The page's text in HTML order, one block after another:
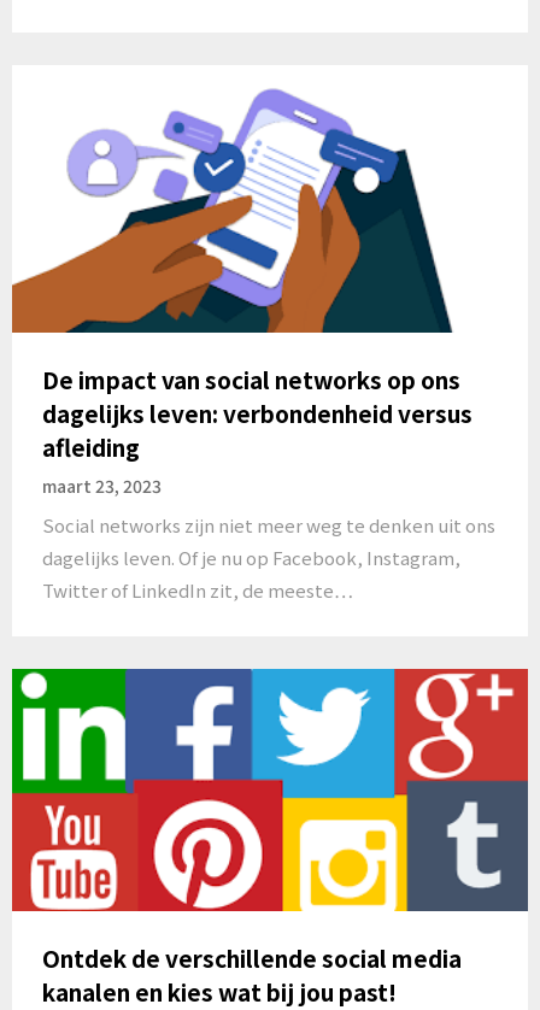
De impact van social networks op ons
dagelijks leven: verbondenheid versus
afleiding
maart 23, 2023
Social networks zijn niet meer weg te denken uit ons
dagelijks leven. Of je nu op Facebook, Instagram,
Twitter of LinkedIn zit, de meeste…
Ontdek de verschillende social media
kanalen en kies wat bij jou past!